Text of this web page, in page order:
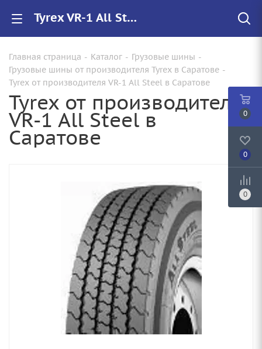
Tyrex VR-1 All Steel купить в Саратове, цены на резину VR-1 All Steel для грузовиков
Главная страница - Каталог - Грузовые шины -
Грузовые шины от производителя Tyrex в Саратове -
Tyrex от производителя VR-1 All Steel в Саратове
Tyrex от производителя
VR-1 All Steel в
Саратове
0
0
0